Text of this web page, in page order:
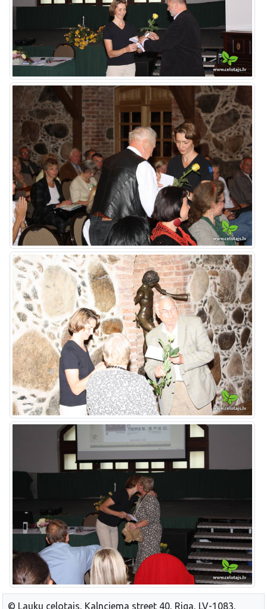
© Lauku celotajs, Kalnciema street 40, Riga, LV-1083,